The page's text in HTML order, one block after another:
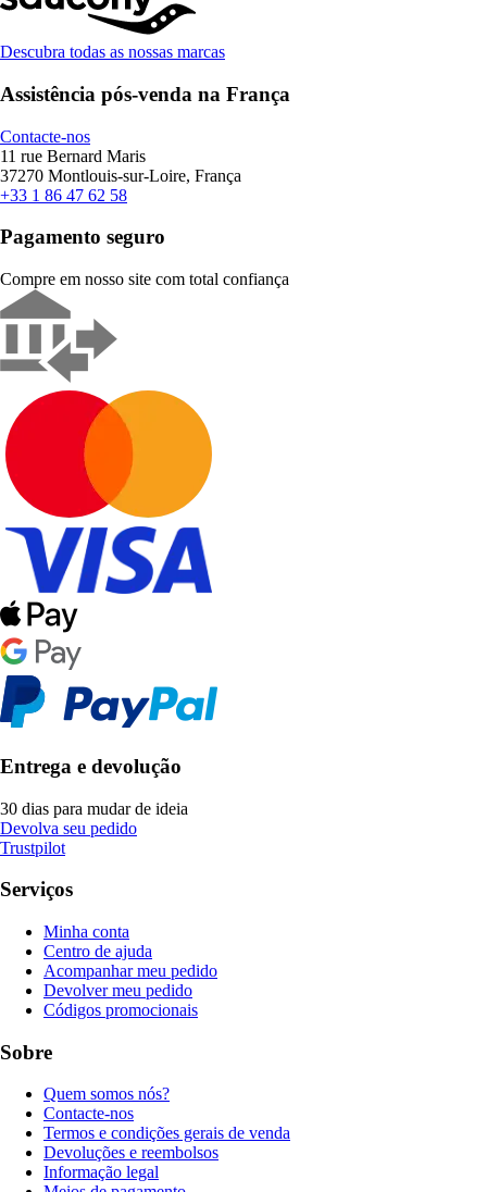
Descubra todas as nossas marcas
Assistência pós-venda na França
Contacte-nos
11 rue Bernard Maris
37270 Montlouis-sur-Loire, França
+33 1 86 47 62 58
Pagamento seguro
Compre em nosso site com total confiança
Entrega e devolução
30 dias para mudar de ideia
Devolva seu pedido
Trustpilot
Serviços
Minha conta
Centro de ajuda
Acompanhar meu pedido
Devolver meu pedido
Códigos promocionais
Sobre
Quem somos nós?
Contacte-nos
Termos e condições gerais de venda
Devoluções e reembolsos
Informação legal